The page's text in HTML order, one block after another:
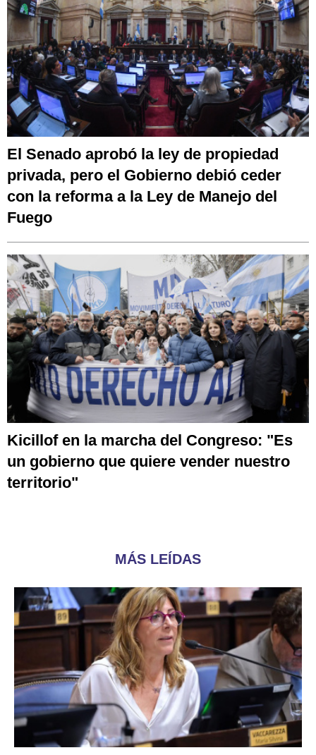
El Senado aprobó la ley de propiedad
privada, pero el Gobierno debió ceder
con la reforma a la Ley de Manejo del
Fuego
Kicillof en la marcha del Congreso: "Es
un gobierno que quiere vender nuestro
territorio"
MÁS LEÍDAS